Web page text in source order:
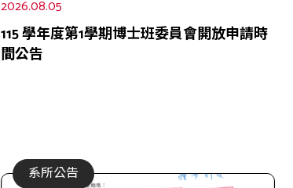
2026.08.05
115 學年度第1學期博士班委員會開放申請時
間公告
系所公告